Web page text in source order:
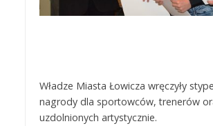
Władze Miasta Łowicza wręczyły
nagrody dla sportowców, trenerów
uzdolnionych artystycznie.